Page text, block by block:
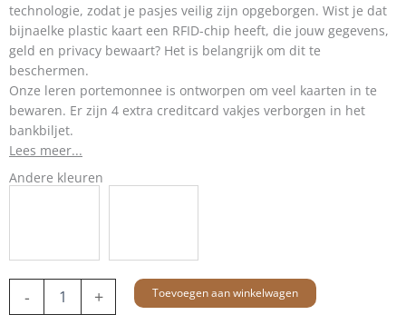
technologie, zodat je pasjes veilig zijn opgeborgen. Wist je dat
bijnaelke plastic kaart een RFID-chip heeft, die jouw gegevens,
geld en privacy bewaart? Het is belangrijk om dit te
beschermen.
Onze leren portemonnee is ontworpen om veel kaarten in te
bewaren. Er zijn 4 extra creditcard vakjes verborgen in het
bankbiljet.
Lees meer...
Andere kleuren
-
RFID
+ Toevoegen aan winkelwagen